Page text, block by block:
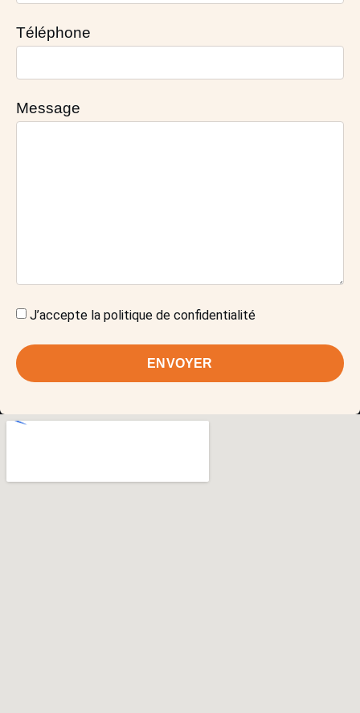
Téléphone
Message
J’accepte la politique de confidentialité
ENVOYER